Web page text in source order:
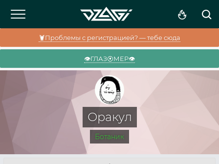
🦞Проблемы с регистрацией? — тебе сюда
👁️ГЛАЗ⦿МЕР👁️
Оракул
Ботаник